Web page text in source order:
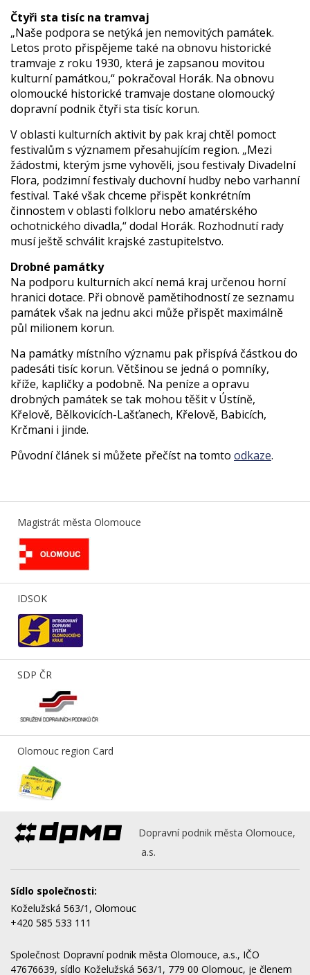
Čtyři sta tisíc na tramvaj
„Naše podpora se netýká jen nemovitých památek.
Letos proto přispějeme také na obnovu historické
tramvaje z roku 1930, která je zapsanou movitou
kulturní památkou,“ pokračoval Horák. Na obnovu
olomoucké historické tramvaje dostane olomoucký
dopravní podnik čtyři sta tisíc korun.
V oblasti kulturních aktivit by pak kraj chtěl pomoct
festivalům s významem přesahujícím region. „Mezi
žádostmi, kterým jsme vyhověli, jsou festivaly Divadelní
Flora, podzimní festivaly duchovní hudby nebo varhanní
festival. Také však chceme přispět konkrétním
činnostem v oblasti folkloru nebo amatérského
ochotnického divadla,“ dodal Horák. Rozhodnutí rady
musí ještě schválit krajské zastupitelstvo.
Drobné památky
Na podporu kulturních akcí nemá kraj určenou horní
hranici dotace. Při obnově pamětihodností ze seznamu
památek však na jednu akci může přispět maximálně
půl milionem korun.
Na památky místního významu pak přispívá částkou do
padesáti tisíc korun. Většinou se jedná o pomníky,
kříže, kapličky a podobně. Na peníze a opravu
drobných památek se tak mohou těšit v Ústíně,
Křelově, Bělkovicích-Lašťanech, Křelově, Babicích,
Krčmani i jinde.
Původní článek si můžete přečíst na tomto odkaze.
Magistrát města Olomouce
IDSOK
SDP ČR
Olomouc region Card
Dopravní podnik města Olomouce,
a.s.
Sídlo společnosti:
Koželužská 563/1, Olomouc
+420 585 533 111
Společnost Dopravní podnik města Olomouce, a.s., IČO
47676639, sídlo Koželužská 563/1, 779 00 Olomouc, je členem